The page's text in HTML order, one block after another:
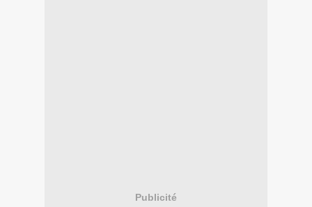
Publicité